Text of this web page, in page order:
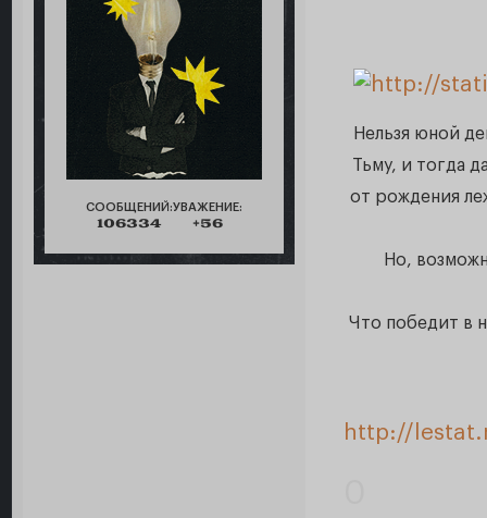
СООБЩЕНИЙ:
106334
УВАЖЕНИЕ:
+56
Нельзя юной
Тьму, и тогда
от рождения
Но,
Что победит в
http://